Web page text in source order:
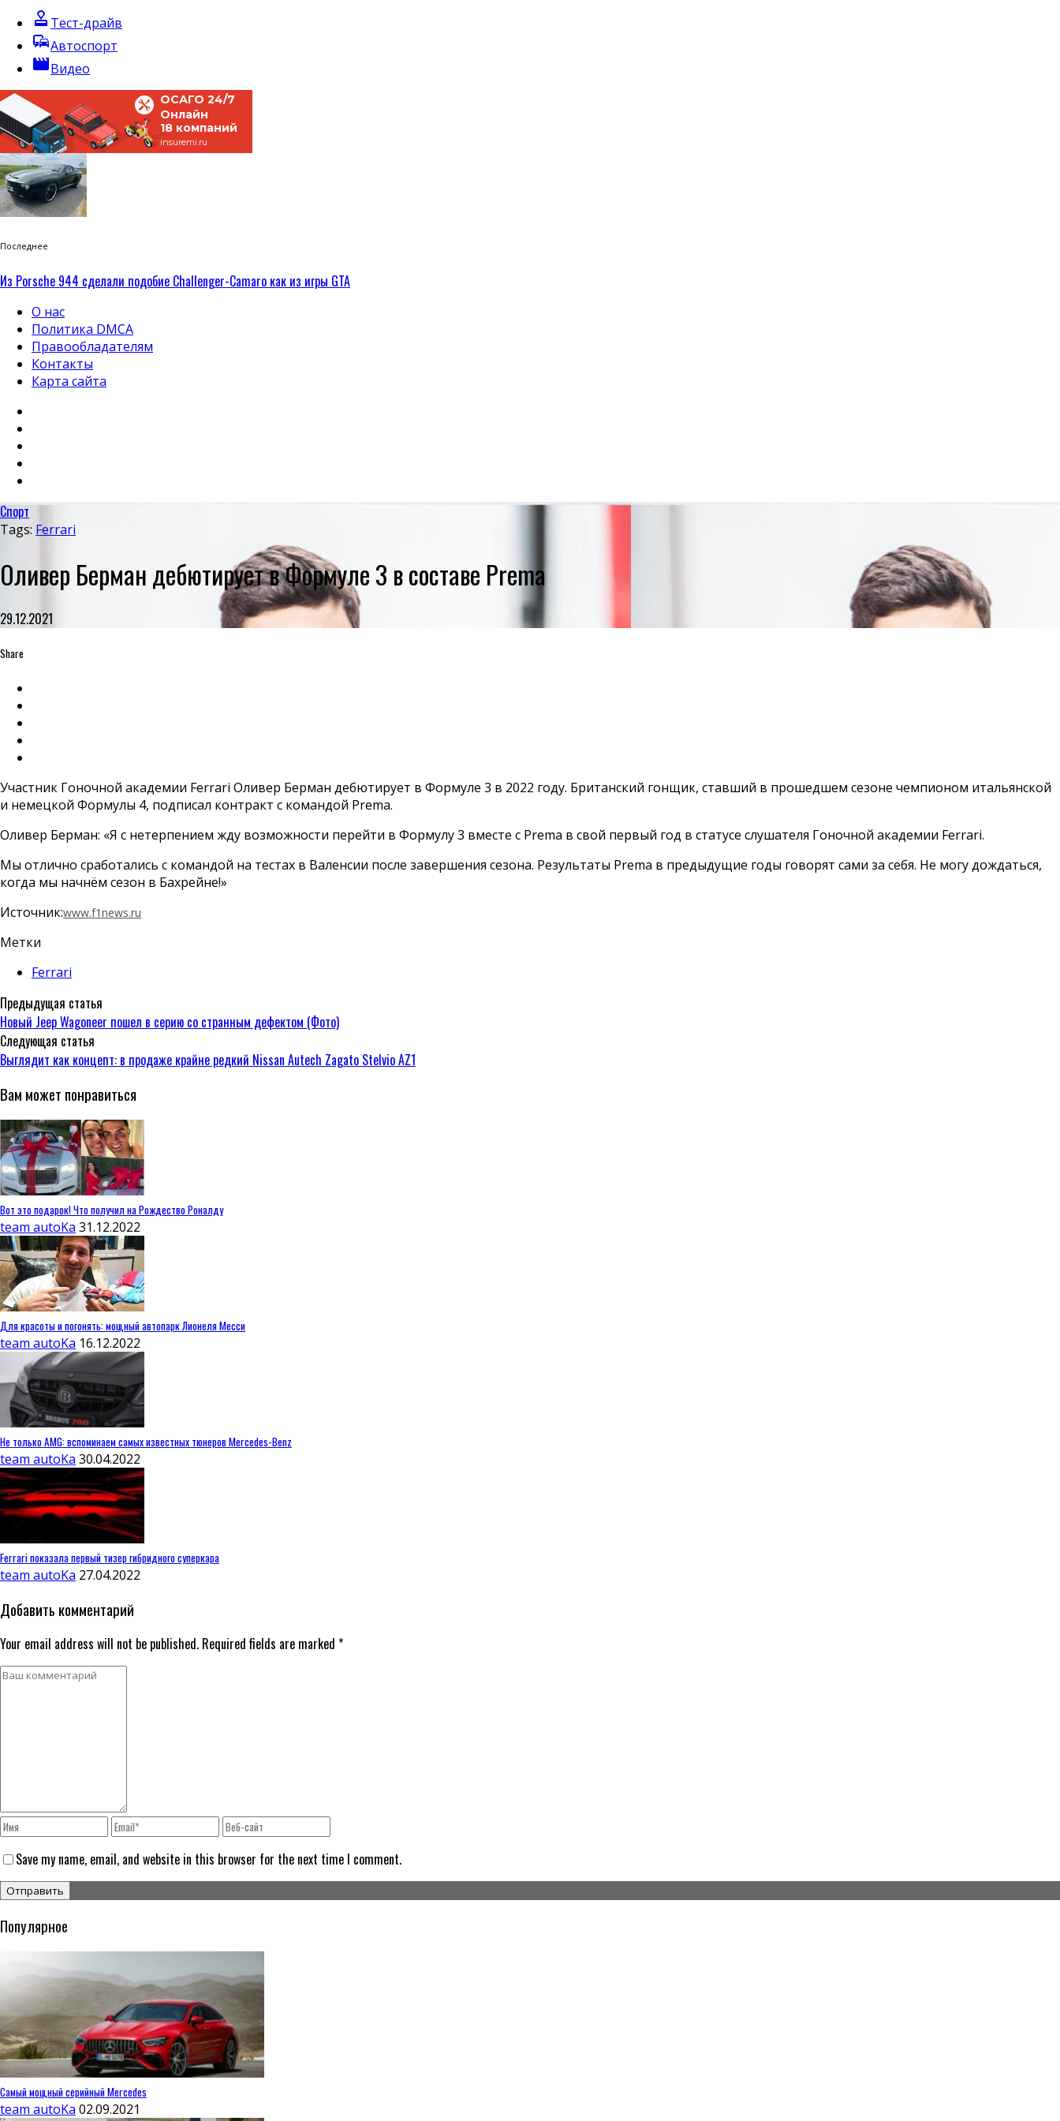
approval Тест-драйв
commuteАвтоспорт
movieВидео
ОСАГО 24/7
Онлайн
18 компаний
insuremi.ru
Последнее
Из Porsche 944 сделали подобие Challenger-Camaro как из игры GTA
О нас
Политика DMCA
Правообладателям
Контакты
Карта сайта
Спорт
Tags: Ferrari
Оливер Берман дебютирует в Формуле 3 в составе Prema
29.12.2021
Share
Участник Гоночной академии Ferrari Оливер Берман дебютирует в Формуле 3 в 2022 году. Британский гонщик, ставший в прошедшем сезоне чемпионом итальянской
и немецкой Формулы 4, подписал контракт с командой Prema.
Оливер Берман: «Я с нетерпением жду возможности перейти в Формулу 3 вместе с Prema в свой первый год в статусе слушателя Гоночной академии Ferrari.
Мы отлично сработались с командой на тестах в Валенсии после завершения сезона. Результаты Prema в предыдущие годы говорят сами за себя. Не могу дождаться,
когда мы начнём сезон в Бахрейне!»
Источник:www.f1news.ru
Метки
Ferrari
Предыдущая статья
Новый Jeep Wagoneer пошел в серию со странным дефектом (Фото)
Следующая статья
Выглядит как концепт: в продаже крайне редкий Nissan Autech Zagato Stelvio AZ1
Вам может понравиться
Вот это подарок! Что получил на Рождество Роналду
team autoKa 31.12.2022
Для красоты и погонять: мощный автопарк Лионеля Месси
team autoKa 16.12.2022
Не только AMG: вспоминаем самых известных тюнеров Mercedes-Benz
team autoKa 30.04.2022
Ferrari показала первый тизер гибридного суперкара
team autoKa 27.04.2022
Добавить комментарий
Your email address will not be published. Required fields are marked *
Save my name, email, and website in this browser for the next time I comment.
Популярное
Самый мощный серийный Mercedes
team autoKa 02.09.2021